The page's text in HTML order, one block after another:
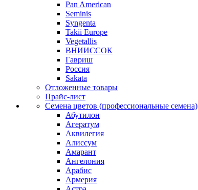
Pan American
Seminis
Syngenta
Takii Europe
Vegetallis
ВНИИССОК
Гавриш
Россия
Sakata
Отложенные товары
Прайс-лист
Семена цветов (профессиональные семена)
Абутилон
Агератум
Аквилегия
Алиссум
Амарант
Ангелония
Арабис
Армерия